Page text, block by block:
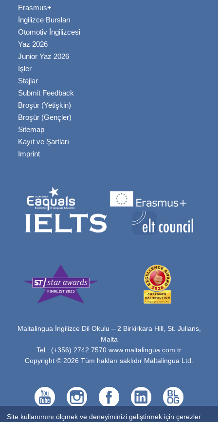
Erasmus+
İngilizce Bursları
Otomotiv İngilizcesi
Yaz 2026
Junior Yaz 2026
İşler
Stajlar
Submit Feedback
Broşür (Yetişkin)
Broşür (Gençler)
Sitemap
Kayıt ve Şartları
Imprint
Maltalingua İngilizce Dil Okulu – 2 Birkirkara Hill, St. Julians,
Malta
Tel.: (+356) 2742 7570 www.maltalingua.com.tr
Copyright © 2026 Tüm hakları saklıdır Maltalingua Ltd.
Site kullanımını ölçmek ve deneyiminizi geliştirmek için çerezler